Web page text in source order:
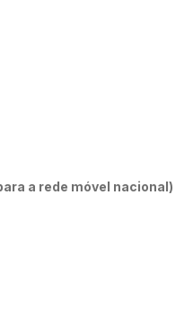
a rede móvel nacional)